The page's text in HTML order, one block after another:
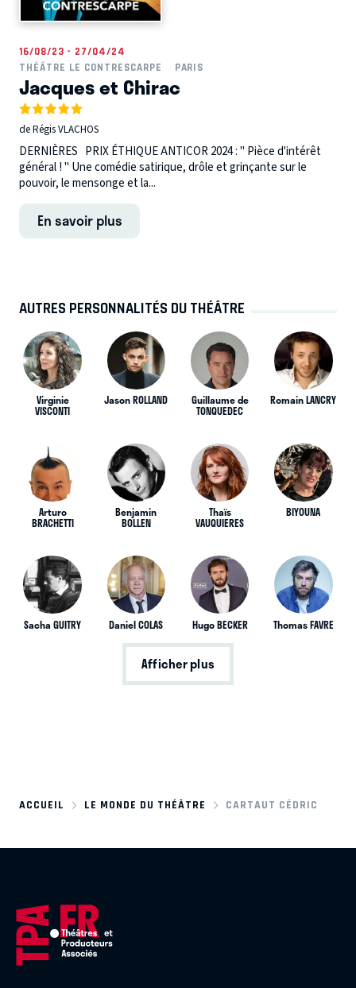
16/08/23 - 27/04/24
THÉÂTRE LE CONTRESCARPE
PARIS
Jacques et Chirac
de Régis VLACHOS
DERNIÈRES PRIX ÉTHIQUE ANTICOR 2024 : " Pièce d'intérêt
général ! " Une comédie satirique, drôle et grinçante sur le
pouvoir, le mensonge et la...
En savoir plus
AUTRES PERSONNALITÉS DU THÉÂTRE
Virginie
VISCONTI
Jason ROLLAND Guillaume de
TONQUEDEC
Romain LANCRY
Arturo
BRACHETTI
Benjamin
BOLLEN
Thaïs
VAUQUIERES
BIYOUNA
Sacha GUITRY Daniel COLAS Hugo BECKER Thomas FAVRE
Afficher plus
ACCUEIL LE MONDE DU THÉÂTRE CARTAUT CÉDRIC